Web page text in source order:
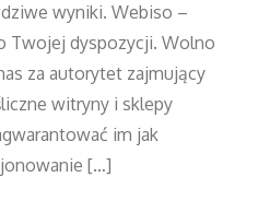
wyniki. Webiso –
Twojej dyspozycji. Wolno
za autorytet zajmujący
witryny i sklepy
im jak
[…]